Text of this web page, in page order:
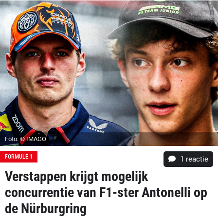
Foto: © IMAGO
FORMULE 1 1 reactie
Verstappen krijgt mogelijk
concurrentie van F1-ster Antonelli op
de Nürburgring